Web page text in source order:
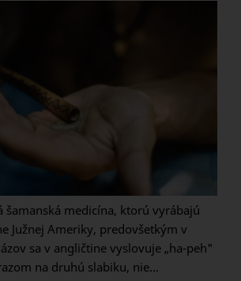
šamanská medicína, ktorú vyrábajú
Južnej Ameriky, predovšetkým v
sa v angličtine vyslovuje „ha-peh"
na druhú slabiku, nie...